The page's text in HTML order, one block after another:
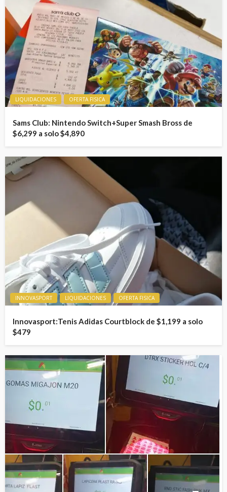
LIQUIDACIONES OFERTA FISICA
Sams Club: Nintendo Switch+Super Smash Bross de
$6,299 a solo $4,890
INNOVASPORT LIQUIDACIONES OFERTA FISICA
Innovasport:Tenis Adidas Courtblock de $1,199 a solo
$479